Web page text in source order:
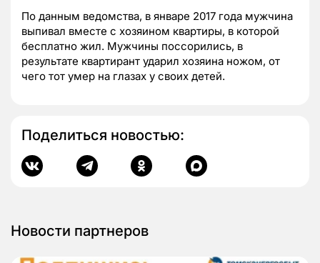
По данным ведомства, в январе 2017 года мужчина
выпивал вместе с хозяином квартиры, в которой
бесплатно жил. Мужчины поссорились, в
результате квартирант ударил хозяина ножом, от
чего тот умер на глазах у своих детей.
Поделиться новостью:
Новости партнеров